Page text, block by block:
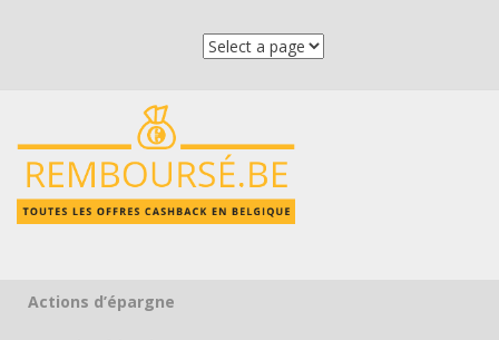
Skip to content
Actions d’épargne